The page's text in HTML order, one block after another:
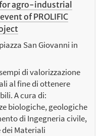
agro-industrial
of PROLIFIC
San Giovanni in
di valorizzazione
al fine di ottenere
A cura di:
biologiche, geologiche
di Ingegneria civile,
Materiali